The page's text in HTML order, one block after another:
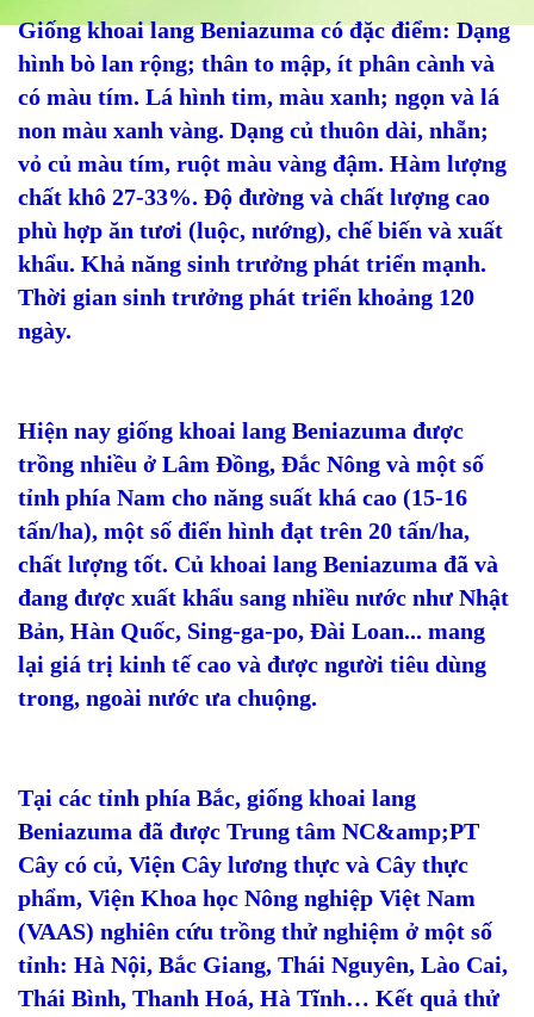
Giống khoai lang Beniazuma có đặc điểm: Dạng
hình bò lan rộng; thân to mập, ít phân cành và
có màu tím. Lá hình tim, màu xanh; ngọn và lá
non màu xanh vàng. Dạng củ thuôn dài, nhẵn;
vỏ củ màu tím, ruột màu vàng đậm. Hàm lượng
chất khô 27-33%. Độ đường và chất lượng cao
phù hợp ăn tươi (luộc, nướng), chế biến và xuất
khẩu. Khả năng sinh trưởng phát triển mạnh.
Thời gian sinh trưởng phát triển khoảng 120
ngày.
Hiện nay giống khoai lang Beniazuma được
trồng nhiều ở Lâm Đồng, Đắc Nông và một số
tỉnh phía Nam cho năng suất khá cao (15-16
tấn/ha), một số điển hình đạt trên 20 tấn/ha,
chất lượng tốt. Củ khoai lang Beniazuma đã và
đang được xuất khẩu sang nhiều nước như Nhật
Bản, Hàn Quốc, Sing-ga-po, Đài Loan... mang
lại giá trị kinh tế cao và được người tiêu dùng
trong, ngoài nước ưa chuộng.
Tại các tỉnh phía Bắc, giống khoai lang
Beniazuma đã được Trung tâm NC&amp;PT
Cây có củ, Viện Cây lương thực và Cây thực
phẩm, Viện Khoa học Nông nghiệp Việt Nam
(VAAS) nghiên cứu trồng thử nghiệm ở một số
tỉnh: Hà Nội, Bắc Giang, Thái Nguyên, Lào Cai,
Thái Bình, Thanh Hoá, Hà Tĩnh… Kết quả thử